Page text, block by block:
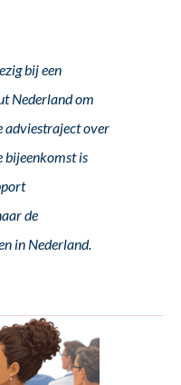
bij een
Nederland om
adviestraject over
bijeenkomst is
de
in Nederland.